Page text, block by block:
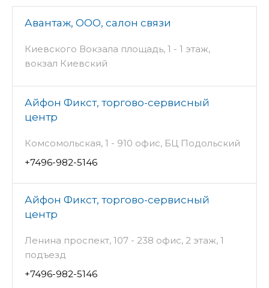
Авантаж, ООО, салон связи
Киевского Вокзала площадь, 1 - 1 этаж,
вокзал Киевский
Айфон Фикст, торгово-сервисный
центр
Комсомольская, 1 - 910 офис, БЦ Подольский
+7496-982-5146
Айфон Фикст, торгово-сервисный
центр
Ленина проспект, 107 - 238 офис, 2 этаж, 1
подъезд
+7496-982-5146